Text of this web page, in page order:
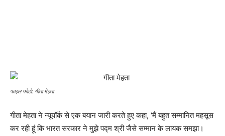
फाइल फोटो: गीता मेहता
गीता मेहता ने न्यूयॉर्क से एक बयान जारी करते हुए कहा, ‘मैं बहुत सम्मानित महसूस
कर रही हूं कि भारत सरकार ने मुझे पद्म श्री जैसे सम्मान के लायक समझा।